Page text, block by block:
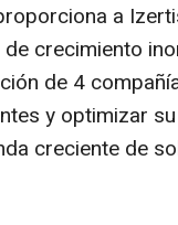
a
crecimiento
de 4
y optimizar
creciente de